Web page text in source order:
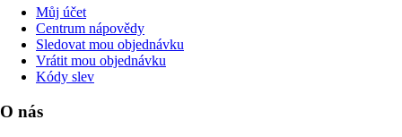
Můj účet
Centrum nápovědy
Sledovat mou objednávku
Vrátit mou objednávku
Kódy slev
O nás